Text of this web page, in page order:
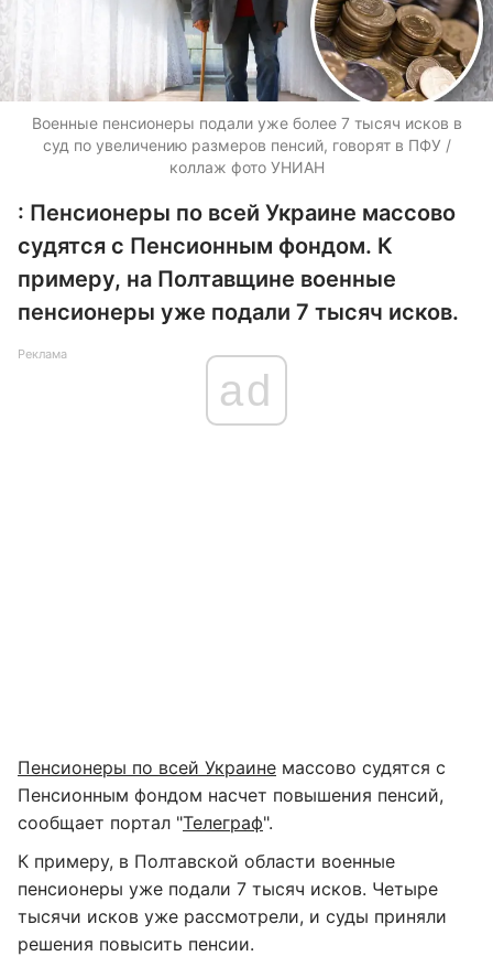
Военные пенсионеры подали уже более 7 тысяч исков в
суд по увеличению размеров пенсий, говорят в ПФУ /
коллаж фото УНИАН
: Пенсионеры по всей Украине массово
судятся с Пенсионным фондом. К
примеру, на Полтавщине военные
пенсионеры уже подали 7 тысяч исков.
Реклама
ad
Пенсионеры по всей Украине массово судятся с
Пенсионным фондом насчет повышения пенсий,
сообщает портал "Телеграф".
К примеру, в Полтавской области военные
пенсионеры уже подали 7 тысяч исков. Четыре
тысячи исков уже рассмотрели, и суды приняли
решения повысить пенсии.